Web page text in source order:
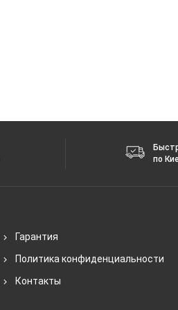
по
Гарантия
Политика конфиденциальности
Контакты